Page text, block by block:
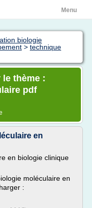
Menu
biologie
> technique
thème :
pdf
en
en biologie clinique
moléculaire en
: